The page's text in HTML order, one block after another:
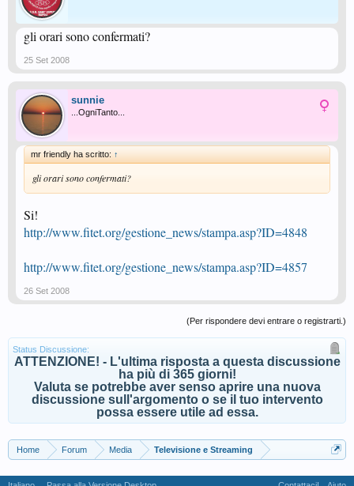
gli orari sono confermati?
25 Set 2008
sunnie
...OgniTanto...
mr friendly ha scritto: ↑
gli orari sono confermati?
Si!
http://www.fitet.org/gestione_news/stampa.asp?ID=4848
http://www.fitet.org/gestione_news/stampa.asp?ID=4857
26 Set 2008
(Per rispondere devi entrare o registrarti.)
Status Discussione:
ATTENZIONE! - L'ultima risposta a questa discussione
ha più di 365 giorni!
Valuta se potrebbe aver senso aprire una nuova
discussione sull'argomento o se il tuo intervento
possa essere utile ad essa.
Home Forum Media Televisione e Streaming